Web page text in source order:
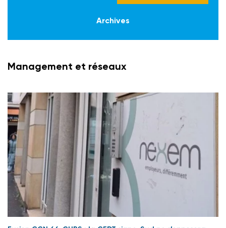
Archives
Management et réseaux